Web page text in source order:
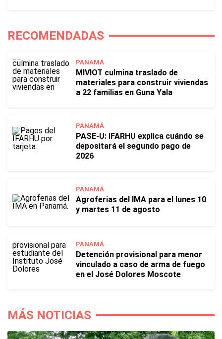
RECOMENDADAS
PANAMÁ
MIVIOT culmina traslado de
materiales para construir viviendas
a 22 familias en Guna Yala
PANAMÁ
PASE-U: IFARHU explica cuándo se
depositará el segundo pago de
2026
PANAMÁ
Agroferias del IMA para el lunes 10
y martes 11 de agosto
PANAMÁ
Detención provisional para menor
vinculado a caso de arma de fuego
en el José Dolores Moscote
MÁS NOTICIAS